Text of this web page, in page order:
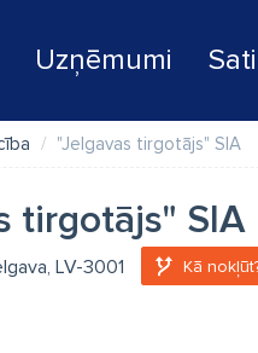
Uzņēmumi
"Jelgavas tirgotājs" SIA
tirgotājs" SIA
LV-3001 Kā